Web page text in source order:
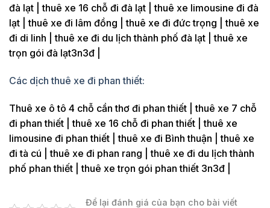
đà lạt | thuê xe 16 chỗ đi đà lạt | thuê xe limousine đi đà
lạt | thuê xe đi lâm đồng | thuê xe đi đức trọng | thuê xe
đi di linh | thuê xe đi du lịch thành phố đà lạt | thuê xe
trọn gói đà lạt3n3đ |
Các dịch thuê xe đi phan thiết:
Thuê xe ô tô 4 chỗ cần thơ đi phan thiết | thuê xe 7 chỗ
đi phan thiết | thuê xe 16 chỗ đi phan thiết | thuê xe
limousine đi phan thiết | thuê xe đi Bình thuận | thuê xe
đi tà cú | thuê xe đi phan rang | thuê xe đi du lịch thành
phố phan thiết | thuê xe trọn gói phan thiết 3n3đ |
Để lại đánh giá của bạn cho bài viết